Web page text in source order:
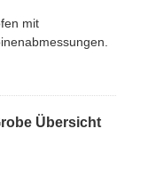
mit
Übersicht